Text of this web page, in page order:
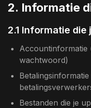
2. Informatie
2.1 Informatie
Accountinformatie
wachtwoord)
Bestanden die je